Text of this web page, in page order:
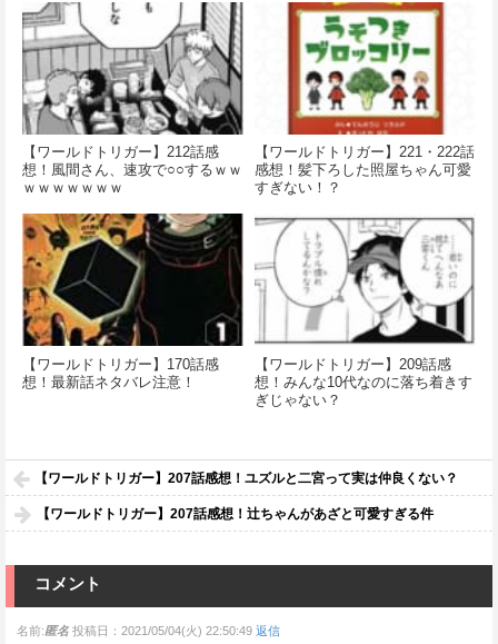
【ワールドトリガー】212話感
想！風間さん、速攻で○○するｗｗ
ｗｗｗｗｗｗｗ
【ワールドトリガー】221・222話
感想！髪下ろした照屋ちゃん可愛
すぎない！？
【ワールドトリガー】170話感
想！最新話ネタバレ注意！
【ワールドトリガー】209話感
想！みんな10代なのに落ち着きす
ぎじゃない？
【ワールドトリガー】207話感想！ユズルと二宮って実は仲良くない？
【ワールドトリガー】207話感想！辻ちゃんがあざと可愛すぎる件
コメント
名前:匿名 投稿日：2021/05/04(火) 22:50:49 返信